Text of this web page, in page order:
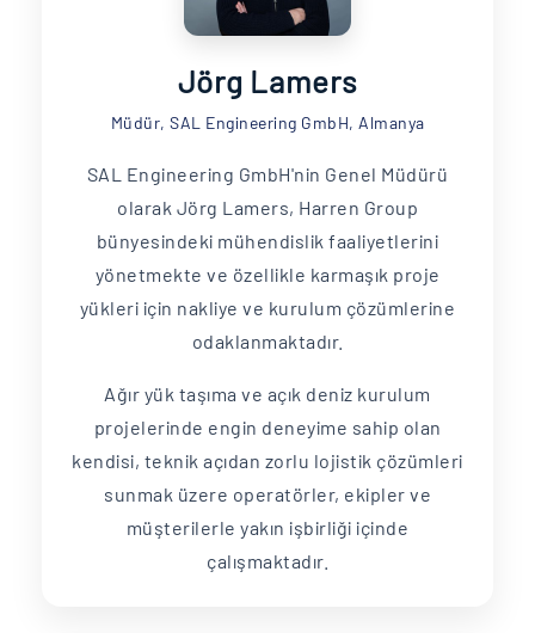
Jörg Lamers
Müdür, SAL Engineering GmbH, Almanya
SAL Engineering GmbH'nin Genel Müdürü
olarak Jörg Lamers, Harren Group
bünyesindeki mühendislik faaliyetlerini
yönetmekte ve özellikle karmaşık proje
yükleri için nakliye ve kurulum çözümlerine
odaklanmaktadır.
Ağır yük taşıma ve açık deniz kurulum
projelerinde engin deneyime sahip olan
kendisi, teknik açıdan zorlu lojistik çözümleri
sunmak üzere operatörler, ekipler ve
müşterilerle yakın işbirliği içinde
çalışmaktadır.